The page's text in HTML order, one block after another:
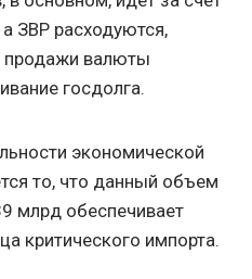
ЗВР расходуются,
продажи валюты
госдолга.
экономической
то, что данный объем
млрд обеспечивает
критического импорта.